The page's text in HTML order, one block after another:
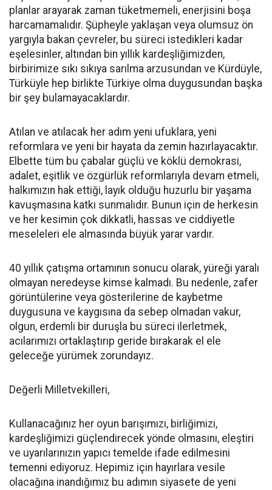
planlar arayarak zaman tüketmemeli, enerjisini boşa
harcamamalıdır. Şüpheyle yaklaşan veya olumsuz ön
yargıyla bakan çevreler, bu süreci istedikleri kadar
eşelesinler, altından bin yıllık kardeşliğimizden,
birbirimize sıkı sıkıya sarılma arzusundan ve Kürdüyle,
Türküyle hep birlikte Türkiye olma duygusundan başka
bir şey bulamayacaklardır.
Atılan ve atılacak her adım yeni ufuklara, yeni
reformlara ve yeni bir hayata da zemin hazırlayacaktır.
Elbette tüm bu çabalar güçlü ve köklü demokrasi,
adalet, eşitlik ve özgürlük reformlarıyla devam etmeli,
halkımızın hak ettiği, layık olduğu huzurlu bir yaşama
kavuşmasına katkı sunmalıdır. Bunun için de herkesin
ve her kesimin çok dikkatli, hassas ve ciddiyetle
meseleleri ele almasında büyük yarar vardır.
40 yıllık çatışma ortamının sonucu olarak, yüreği yaralı
olmayan neredeyse kimse kalmadı. Bu nedenle, zafer
görüntülerine veya gösterilerine de kaybetme
duygusuna ve kaygısına da sebep olmadan vakur,
olgun, erdemli bir duruşla bu süreci ilerletmek,
acılarımızı ortaklaştırıp geride bırakarak el ele
geleceğe yürümek zorundayız.
Değerli Milletvekilleri,
Kullanacağınız her oyun barışımızı, birliğimizi,
kardeşliğimizi güçlendirecek yönde olmasını, eleştiri
ve uyarılarınızın yapıcı temelde ifade edilmesini
temenni ediyoruz. Hepimiz için hayırlara vesile
olacağına inandığımız bu adımın siyasete de yeni